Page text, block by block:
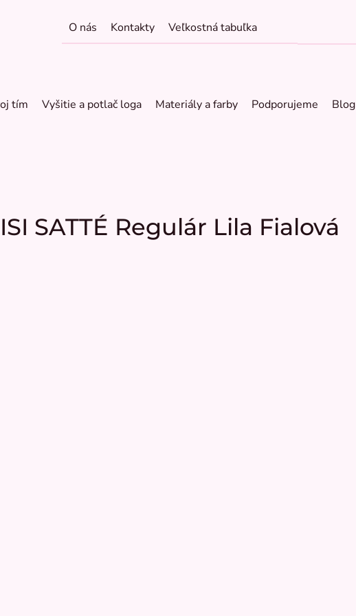
O nás Kontakty Veľkostná tabuľka
tím Vyšitie a potlač loga Materiály a farby Podporujeme Blog
SATTÉ Regulár Lila Fialová